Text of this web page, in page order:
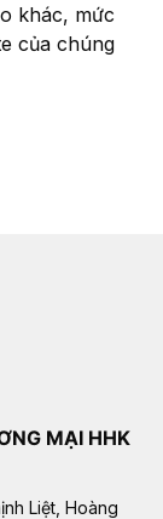
khác, mức
của chúng
MẠI HHK
Liệt, Hoàng